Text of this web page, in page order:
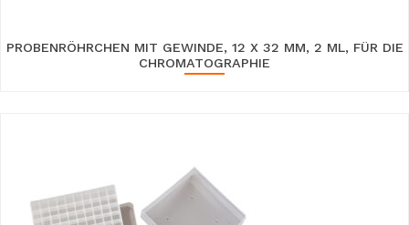
PROBENRÖHRCHEN MIT GEWINDE, 12 X 32 MM, 2 ML, FÜR DIE
CHROMATOGRAPHIE